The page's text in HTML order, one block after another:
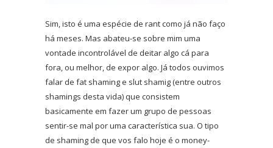
Sim, isto é uma espécie de rant como já não faço
há meses. Mas abateu-se sobre mim uma
vontade incontrolável de deitar algo cá para
fora, ou melhor, de expor algo. Já todos ouvimos
falar de fat shaming e slut shamig (entre outros
shamings desta vida) que consistem
basicamente em fazer um grupo de pessoas
sentir-se mal por uma característica sua. O tipo
de shaming de que vos falo hoje é o money-